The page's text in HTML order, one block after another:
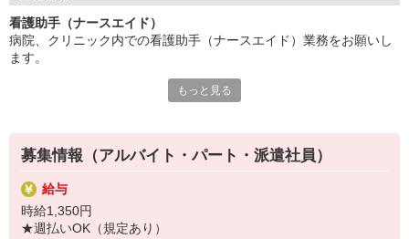
くことも。
そんな時は特にやりがいを感じられます。
勤務場所やワークスタイル、環境など・・・
遠慮なく希望を聞かせてください◎
看護助手（ナースエイド）
病院、クリニック内での看護助手（ナースエイド）業務をお願いし
ます。
・医療器具の洗浄や消毒
・シーツ交換やベッドメイキング
・伝票や診療材料等の補充、整理
・診療補助
・メッセンジャー業務
など
もっと見る
募集情報（アルバイト・パート・派遣社員）
給与
時給1,350円
★週払いOK（規定あり）